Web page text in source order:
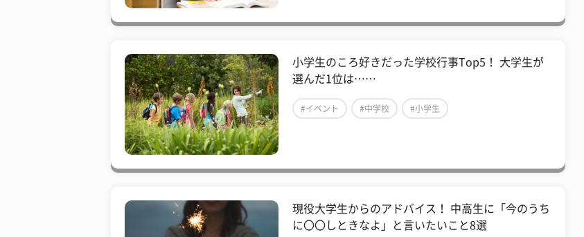
小学生のころ好きだった学校行事Top5！ 大学生が
選んだ1位は……
#イベント #中学校 #小学生
現役大学生からのアドバイス！ 中高生に「今のうち
に〇〇しときなよ」と言いたいこと8選